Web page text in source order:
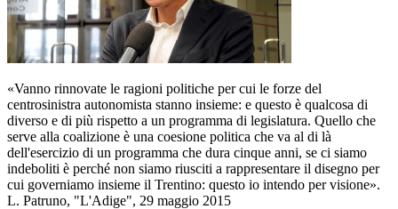
«Vanno rinnovate le ragioni politiche per cui le forze del
centrosinistra autonomista stanno insieme: e questo è qualcosa di
diverso e di più rispetto a un programma di legislatura. Quello che
serve alla coalizione è una coesione politica che va al di là
dell'esercizio di un programma che dura cinque anni, se ci siamo
indeboliti è perché non siamo riusciti a rappresentare il disegno per
cui governiamo insieme il Trentino: questo io intendo per visione».
L. Patruno, "L'Adige", 29 maggio 2015